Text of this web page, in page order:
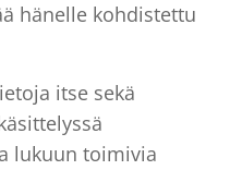
hänelle kohdistettu
itse sekä
lukuun toimivia